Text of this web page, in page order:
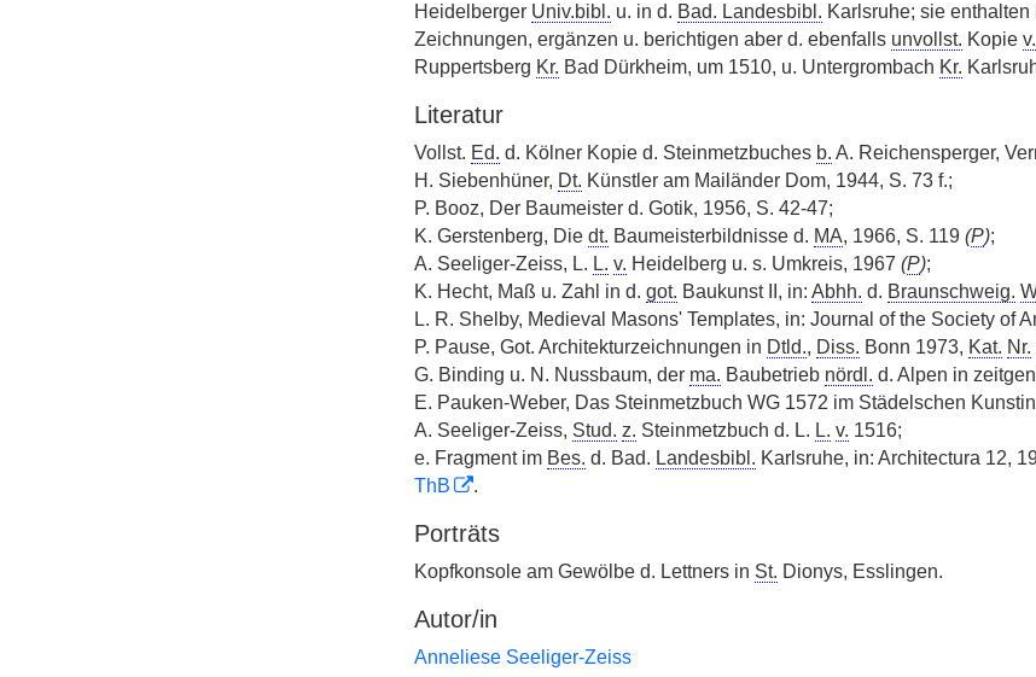
Heidelberger Univ.bibl. u. in d. Bad. Landesbibl. Karlsruhe; sie
Zeichnungen, ergänzen u. berichtigen aber d. ebenfalls unvollst. Kopie v.
Ruppertsberg Kr. Bad Dürkheim, um 1510, u. Untergrombach Kr.
Literatur
Vollst. Ed. d. Kölner Kopie d. Steinmetzbuches b. A. Reichensperger,
H. Siebenhüner, Dt. Künstler am Mailänder Dom, 1944, S. 73 f.;
P. Booz, Der Baumeister d. Gotik, 1956, S. 42-47;
K. Gerstenberg, Die dt. Baumeisterbildnisse d. MA, 1966, S. 119 (P);
A. Seeliger-Zeiss, L. L. v. Heidelberg u. s. Umkreis, 1967 (P);
K. Hecht, Maß u. Zahl in d. got. Baukunst II, in: Abhh. d. Braunschweig.
L. R. Shelby, Medieval Masons' Templates, in: Journal of the Society of
P. Pause, Got. Architekturzeichnungen in Dtld., Diss. Bonn 1973, Kat. Nr.
G. Binding u. N. Nussbaum, der ma. Baubetrieb nördl. d. Alpen in
E. Pauken-Weber, Das Steinmetzbuch WG 1572 im Städelschen
A. Seeliger-Zeiss, Stud. z. Steinmetzbuch d. L. L. v. 1516;
e. Fragment im Bes. d. Bad. Landesbibl. Karlsruhe, in: Architectura 12,
ThB
.
Porträts
Kopfkonsole am Gewölbe d. Lettners in St. Dionys, Esslingen.
Autor/in
Anneliese Seeliger-Zeiss